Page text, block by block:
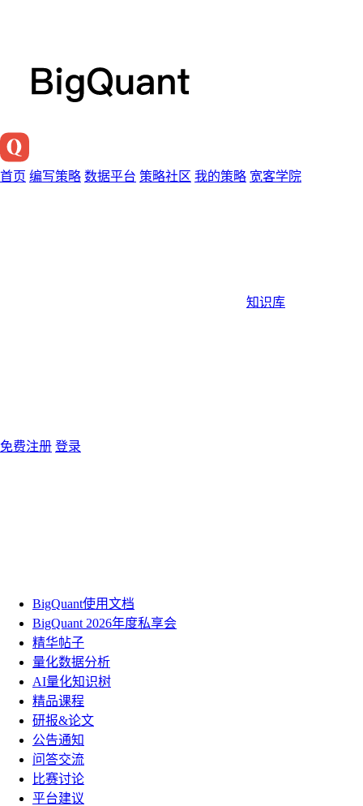
首页 编写策略 数据平台 策略社区 我的策略 宽客学院
知识库
免费注册 登录
BigQuant使用文档
BigQuant 2026年度私享会
精华帖子
量化数据分析
AI量化知识树
精品课程
研报&论文
公告通知
问答交流
比赛讨论
平台建议